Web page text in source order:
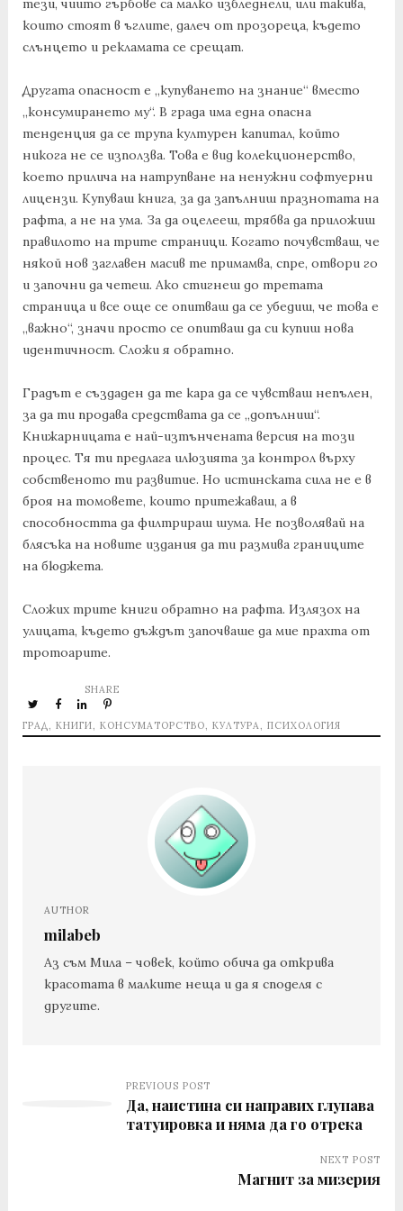
тези, чиито гърбове са малко избледнели, или такива,
които стоят в ъглите, далеч от прозореца, където
слънцето и рекламата се срещат.
Другата опасност е „купуването на знание“ вместо
„консумирането му“. В града има една опасна
тенденция да се трупа културен капитал, който
никога не се използва. Това е вид колекционерство,
което прилича на натрупване на ненужни софтуерни
лицензи. Купуваш книга, за да запълниш празнотата на
рафта, а не на ума. За да оцелееш, трябва да приложиш
правилото на трите страници. Когато почувстваш, че
някой нов заглавен масив те примамва, спре, отвори го
и започни да четеш. Ако стигнеш до третата
страница и все още се опитваш да се убедиш, че това е
„важно“, значи просто се опитваш да си купиш нова
идентичност. Сложи я обратно.
Градът е създаден да те кара да се чувстваш непълен,
за да ти продава средствата да се „допълниш“.
Книжарницата е най-изтънчената версия на този
процес. Тя ти предлага илюзията за контрол върху
собственото ти развитие. Но истинската сила не е в
броя на томовете, които притежаваш, а в
способността да филтрираш шума. Не позволявай на
блясъка на новите издания да ти размива границите
на бюджета.
Сложих трите книги обратно на рафта. Излязох на
улицата, където дъждът започваше да мие прахта от
тротоарите.
ГРАД, КНИГИ, КОНСУМАТОРСТВО, КУЛТУРА, ПСИХОЛОГИЯ
SHARE
AUTHOR
milabeb
Аз съм Мила – човек, който обича да открива
красотата в малките неща и да я споделя с
другите.
PREVIOUS POST
Да, наистина си направих глупава
татуировка и няма да го отрека
NEXT POST
Магнит за мизерия